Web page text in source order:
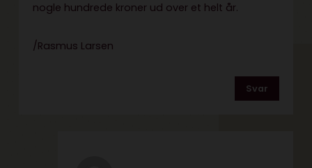
nogle hundrede kroner ud over et helt år.
/Rasmus Larsen
Svar